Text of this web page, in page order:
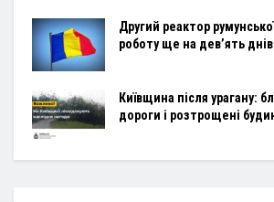
Другий реактор
роботу ще на дев’ять днів
Київщина після урагану:
дороги і розтрощені